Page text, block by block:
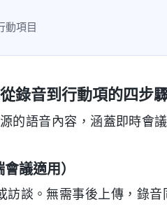
動項目
錄音到行動項的四步
的語音內容，涵蓋即時會
議適用）
談。無需事後上傳，錄音